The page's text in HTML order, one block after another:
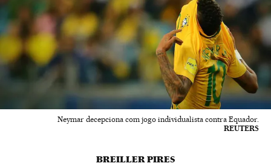
Neymar decepciona com jogo individualista contra Equador.
REUTERS
BREILLER PIRES